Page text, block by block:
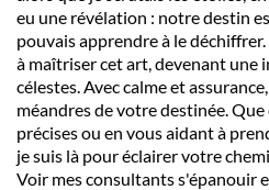
eu une révélation : notre destin
pouvais apprendre à le
à maîtriser cet art, devenant une
célestes. Avec calme et
méandres de votre destinée.
précises ou en vous aidant à
je suis là pour éclairer votre
Voir mes consultants s'épanouir